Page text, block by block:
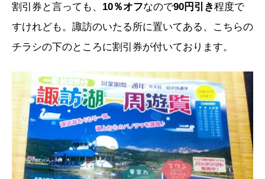
割引券と言っても、 10％オフなので90円引き程度で
すけれども。諏訪のいたる所に置いてある、こちらの
チラシの下のところに割引券が付いております。